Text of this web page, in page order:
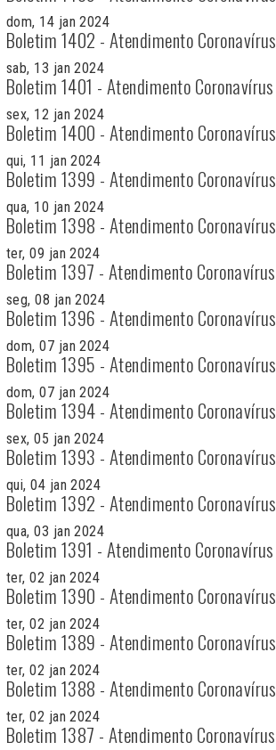
dom, 14 jan 2024
Boletim 1402 - Atendimento Coronavírus
sab, 13 jan 2024
Boletim 1401 - Atendimento Coronavírus
sex, 12 jan 2024
Boletim 1400 - Atendimento Coronavírus
qui, 11 jan 2024
Boletim 1399 - Atendimento Coronavírus
qua, 10 jan 2024
Boletim 1398 - Atendimento Coronavírus
ter, 09 jan 2024
Boletim 1397 - Atendimento Coronavírus
seg, 08 jan 2024
Boletim 1396 - Atendimento Coronavírus
dom, 07 jan 2024
Boletim 1395 - Atendimento Coronavírus
dom, 07 jan 2024
Boletim 1394 - Atendimento Coronavírus
sex, 05 jan 2024
Boletim 1393 - Atendimento Coronavírus
qui, 04 jan 2024
Boletim 1392 - Atendimento Coronavírus
qua, 03 jan 2024
Boletim 1391 - Atendimento Coronavírus
ter, 02 jan 2024
Boletim 1390 - Atendimento Coronavírus
ter, 02 jan 2024
Boletim 1389 - Atendimento Coronavírus
ter, 02 jan 2024
Boletim 1388 - Atendimento Coronavírus
ter, 02 jan 2024
Boletim 1387 - Atendimento Coronavírus